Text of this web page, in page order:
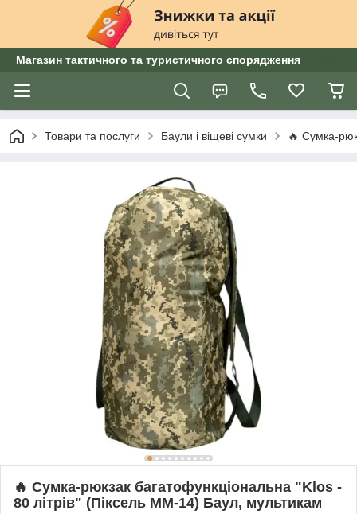
Магазин тактичного та туристичного спорядження
Товари та послуги Баули і віщеві сумки 🔥 Сумка-
🔥 Сумка-рюкзак багатофункціональна "Klos -
80 літрів" (Піксель ММ-14) Баул, мультикам